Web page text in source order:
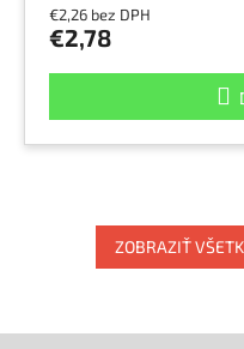
€2,26 bez DPH
€2,78
ZOBRAZIŤ